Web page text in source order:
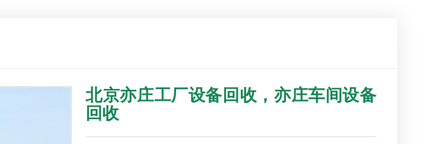
北京亦庄工厂设备回收，亦庄车间设备
回收